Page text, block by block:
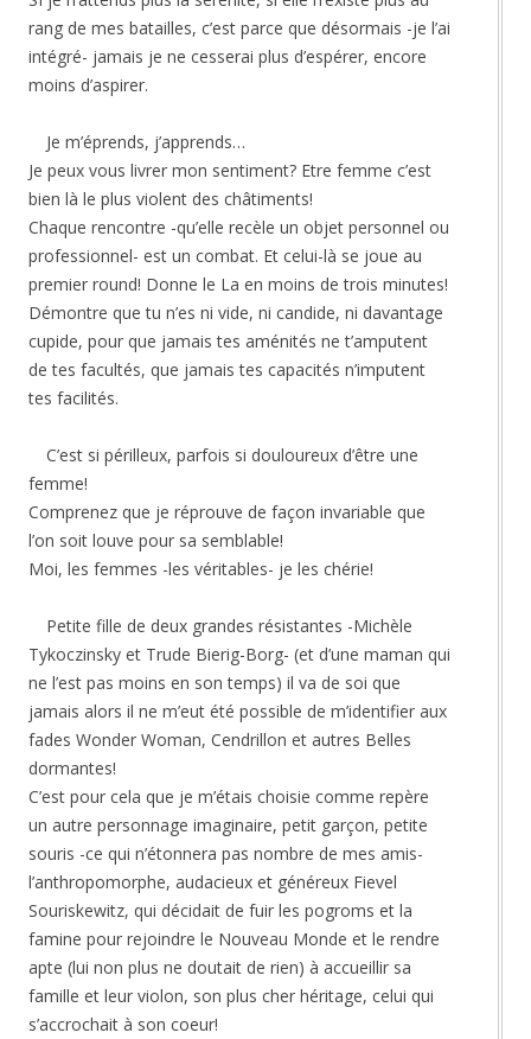
rang de mes batailles, c’est parce que désormais -je l’ai
intégré- jamais je ne cesserai plus d’espérer, encore
moins d’aspirer.
Je m’éprends, j’apprends…
Je peux vous livrer mon sentiment? Etre femme c’est
bien là le plus violent des châtiments!
Chaque rencontre -qu’elle recèle un objet personnel ou
professionnel- est un combat. Et celui-là se joue au
premier round! Donne le La en moins de trois minutes!
Démontre que tu n’es ni vide, ni candide, ni davantage
cupide, pour que jamais tes aménités ne t’amputent
de tes facultés, que jamais tes capacités n’imputent
tes facilités.
C’est si périlleux, parfois si douloureux d’être une
femme!
Comprenez que je réprouve de façon invariable que
l’on soit louve pour sa semblable!
Moi, les femmes -les véritables- je les chérie!
Petite fille de deux grandes résistantes -Michèle
Tykoczinsky et Trude Bierig-Borg- (et d’une maman qui
ne l’est pas moins en son temps) il va de soi que
jamais alors il ne m’eut été possible de m’identifier aux
fades Wonder Woman, Cendrillon et autres Belles
dormantes!
C’est pour cela que je m’étais choisie comme repère
un autre personnage imaginaire, petit garçon, petite
souris -ce qui n’étonnera pas nombre de mes amis-
l’anthropomorphe, audacieux et généreux Fievel
Souriskewitz, qui décidait de fuir les pogroms et la
famine pour rejoindre le Nouveau Monde et le rendre
apte (lui non plus ne doutait de rien) à accueillir sa
famille et leur violon, son plus cher héritage, celui qui
s’accrochait à son coeur!